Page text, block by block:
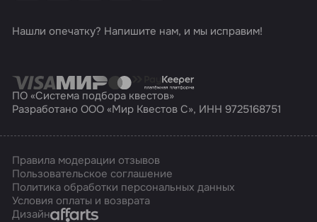
Нашли опечатку? Напишите нам, и мы исправим!
ПО «Система подбора квестов»
Разработано ООО «Мир Квестов С», ИНН 9725168751
Правила модерации отзывов
Пользовательское соглашение
Политика обработки персональных данных
Условия оплаты и возврата
ДизайнAffarts